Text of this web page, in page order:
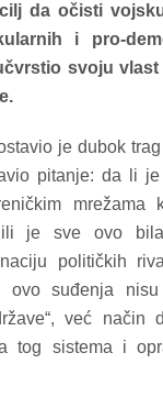
da očisti
i pro-
svoju
je dubok
pitanje: da li
ili je sve ovo
političkih
ovo suđenja
već način
tog sistema i